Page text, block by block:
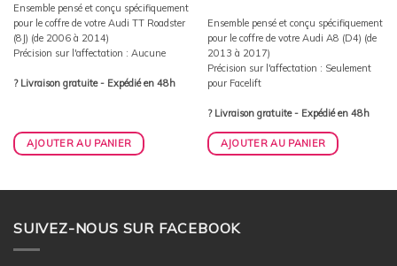
Ensemble pensé et conçu spécifiquement
pour le coffre de votre Audi TT Roadster
(8J) (de 2006 à 2014)
Précision sur l'affectation : Aucune
? Livraison gratuite - Expédié en 48h
AJOUTER AU PANIER
Ensemble pensé et conçu spécifiquement
pour le coffre de votre Audi A8 (D4) (de
2013 à 2017)
Précision sur l'affectation : Seulement
pour Facelift
? Livraison gratuite - Expédié en 48h
AJOUTER AU PANIER
SUIVEZ-NOUS SUR FACEBOOK